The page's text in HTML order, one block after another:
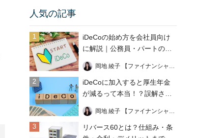
人気の記事
1
iDeCoの始め方を会社員向け
に解説｜公務員・パートの加
入条件も
2
iDeCoに加入すると厚生年金
が減るって本当！？誤解され
る理由や注意点を解説
3
リバース60とは？仕組み・条